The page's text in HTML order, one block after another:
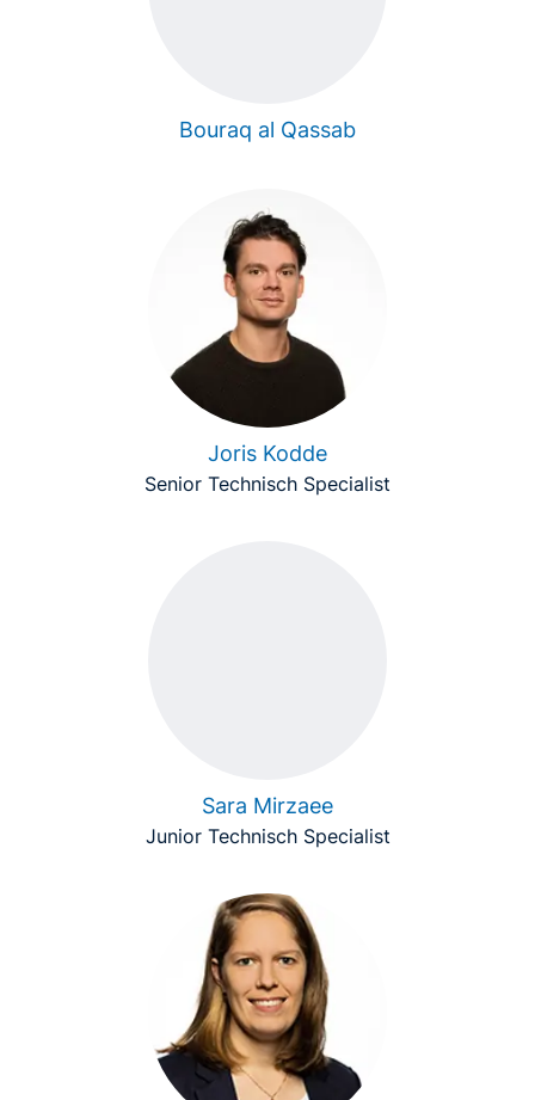
Bouraq al Qassab
Joris Kodde
Senior Technisch Specialist
Sara Mirzaee
Junior Technisch Specialist